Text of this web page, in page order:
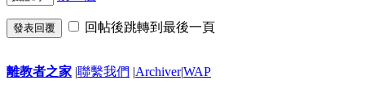
發表回覆 回帖後跳轉到最後一頁
離教者之家 |聯繫我們 |Archiver|WAP